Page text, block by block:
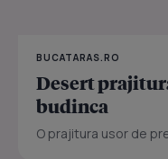
BUCATARAS.RO
Desert
budinca
O prajitura usor de